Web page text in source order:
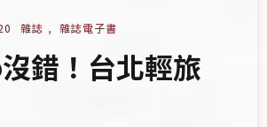
雜誌 , 雜誌電子書
錯！台北輕旅